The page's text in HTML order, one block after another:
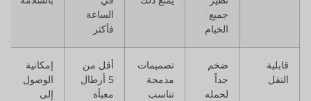
جميع
الخيام
الساعة
فأكثر
قابلية
النقل
ضخم
جداً
لحمله
تصميمات
مدمجة
تناسب
أقل من
5 أرطال
معبأة
إمكانية
الوصول
إلى